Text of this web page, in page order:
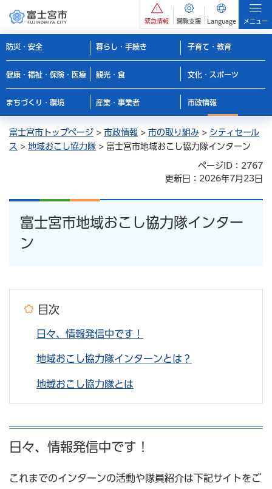
緊急情報 閲覧支援 Language メニュー
防災・安全 暮らし・手続き 子育て・教育
健康・福祉・保険・医療 観光・食 文化・スポーツ
まちづくり・環境 産業・事業者 市政情報
富士宮市トップページ > 市政情報 > 市の取り組み > シティセール
ス > 地域おこし協力隊 > 富士宮市地域おこし協力隊インターン
ページID：2767
更新日：2026年7月23日
富士宮市地域おこし協力隊インター
ン
目次
日々、情報発信中です！
地域おこし協力隊インターンとは？
地域おこし協力隊とは
日々、情報発信中です！
これまでのインターンの活動や隊員紹介は下記サイトをご